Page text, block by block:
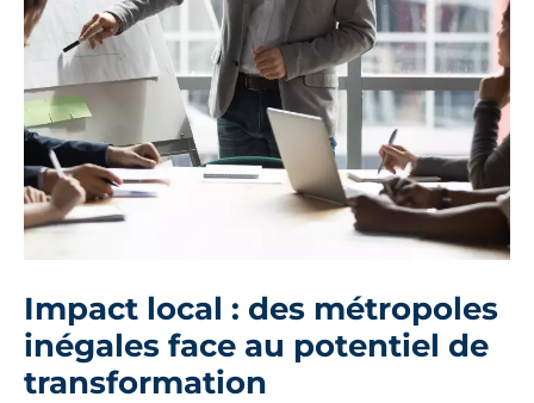
Impact local : des métropoles
inégales face au potentiel de
transformation